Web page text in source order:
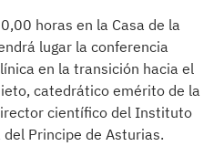
horas en la Casa de la
lugar la conferencia
en la transición hacia el
catedrático emérito de la
científico del Instituto
Principe de Asturias.